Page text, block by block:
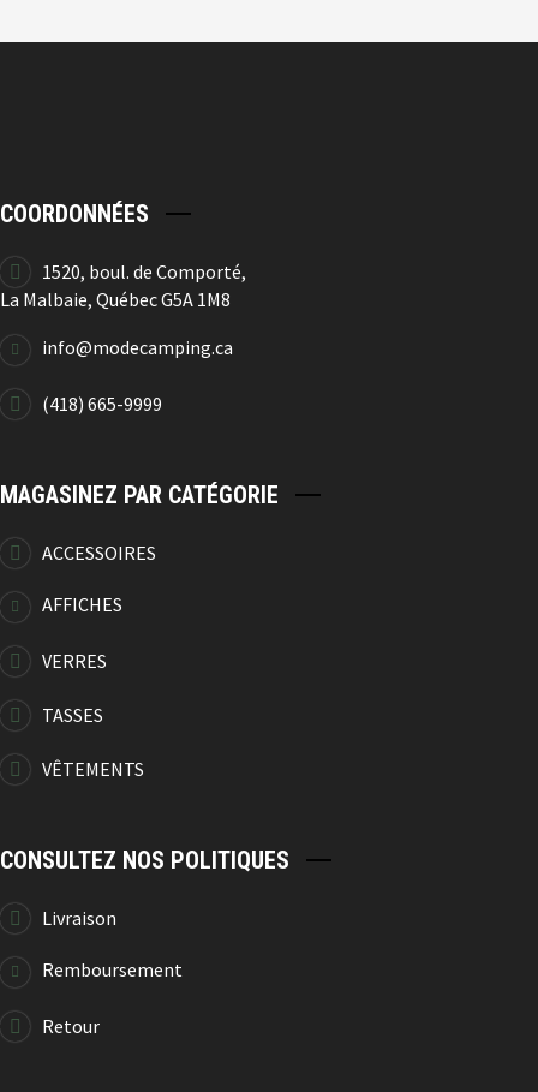
COORDONNÉES
1520, boul. de Comporté,
La Malbaie, Québec G5A 1M8
info@modecamping.ca
(418) 665-9999
MAGASINEZ PAR CATÉGORIE
ACCESSOIRES
AFFICHES
VERRES
TASSES
VÊTEMENTS
CONSULTEZ NOS POLITIQUES
Livraison
Remboursement
Retour